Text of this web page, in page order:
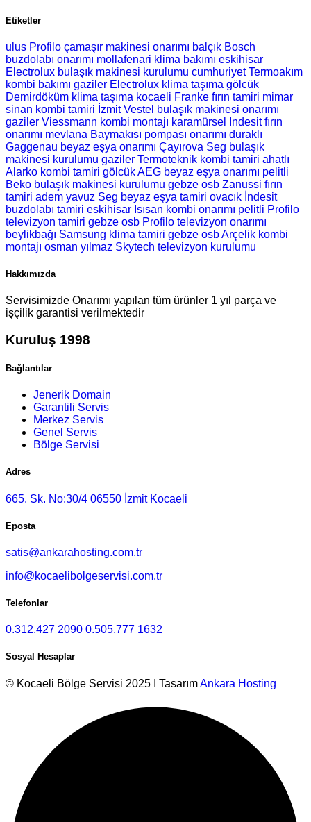
Etiketler
ulus Profilo çamaşır makinesi onarımı balçık Bosch
buzdolabı onarımı mollafenari klima bakımı eskihisar
Electrolux bulaşık makinesi kurulumu cumhuriyet Termoakım
kombi bakımı gaziler Electrolux klima taşıma gölcük
Demirdöküm klima taşıma kocaeli Franke fırın tamiri mimar
sinan kombi tamiri İzmit Vestel bulaşık makinesi onarımı
gaziler Viessmann kombi montajı karamürsel Indesit fırın
onarımı mevlana Baymakısı pompası onarımı duraklı
Gaggenau beyaz eşya onarımı Çayırova Seg bulaşık
makinesi kurulumu gaziler Termoteknik kombi tamiri ahatlı
Alarko kombi tamiri gölcük AEG beyaz eşya onarımı pelitli
Beko bulaşık makinesi kurulumu gebze osb Zanussi fırın
tamiri adem yavuz Seg beyaz eşya tamiri ovacık İndesit
buzdolabı tamiri eskihisar Isısan kombi onarımı pelitli Profilo
televizyon tamiri gebze osb Profilo televizyon onarımı
beylikbağı Samsung klima tamiri gebze osb Arçelik kombi
montajı osman yılmaz Skytech televizyon kurulumu
Hakkımızda
Servisimizde Onarımı yapılan tüm ürünler 1 yıl parça ve
işçilik garantisi verilmektedir
Kuruluş 1998
Bağlantılar
Jenerik Domain
Garantili Servis
Merkez Servis
Genel Servis
Bölge Servisi
Adres
665. Sk. No:30/4 06550 İzmit Kocaeli
Eposta
satis@ankarahosting.com.tr
info@kocaelibolgeservisi.com.tr
Telefonlar
0.312.427 2090 0.505.777 1632
Sosyal Hesaplar
© Kocaeli Bölge Servisi 2025 I TasarımAnkara Hosting